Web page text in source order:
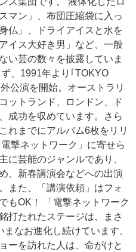
マン」、布団圧縮袋に入っ
仏」、ドライアイスと水を
イス大好き男」など、一般
い芸の数々を披露していま
、1991年より｢TOKYO
公演を開始。オーストラリ
ットランド、ロンドン、ド
成功を収めています。さら
れまでにアルバム6枚をリリ
撃ネットワーク」に寄せら
に芸能のジャンルであり、
、新春講演会などへの出演
また、「講演依頼」はフォ
もOK！ 「電撃ネットワーク
打たれたステージは、まさ
まなお進化し続けています。
ーを訪れた人は、命がけと